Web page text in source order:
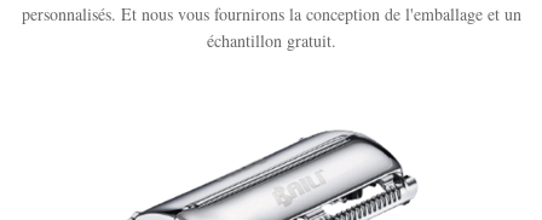
personnalisés. Et nous vous fournirons la conception de l'emballage et un
échantillon gratuit.